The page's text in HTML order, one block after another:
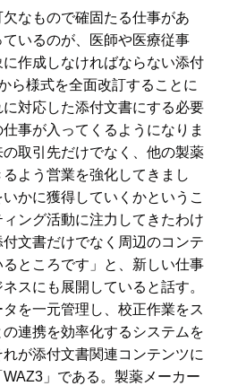
なもので確固たる仕事があ
いるのが、医師や医療従事
作成しなければならない添付
ら様式を全面改訂することに
対応した添付文書にする必要
事が入ってくるようになりま
取引先だけでなく、他の製薬
よう営業を強化してきまし
かに獲得していくかというこ
ング活動に注力してきたわけ
文書だけでなく周辺のコンテ
ところです」と、新しい仕事
スにも展開していると話す。
を一元管理し、校正作業をス
連携を効率化するシステムを
が添付文書関連コンテンツに
」である。製薬メーカー